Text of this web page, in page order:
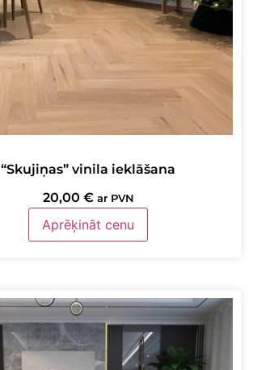
“Skujiņas” vinila ieklāšana
20,00 € ar PVN
Aprēķināt cenu